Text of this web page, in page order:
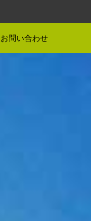
お問い合わせ